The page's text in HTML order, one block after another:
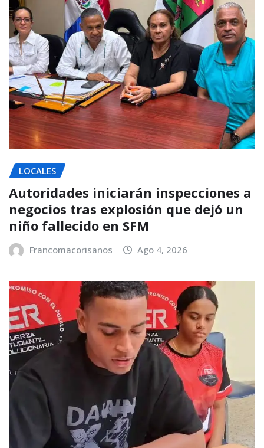
LOCALES
Autoridades iniciarán inspecciones a
negocios tras explosión que dejó un
niño fallecido en SFM
Francomacorisanos Ago 4, 2026